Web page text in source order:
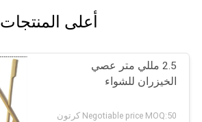
أعلى المنتجات
2.5 مللي متر عصي
الخيزران للشواء
Negotiable price MOQ:50 كرتون